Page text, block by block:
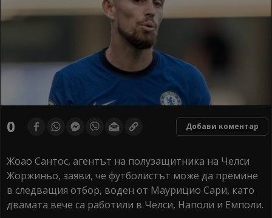
0 Добави коментар
Жоао Сантос, агентът на полузащитника на Челси
Жоржиньо, заяви, че футболистът може да премине
в следващия отбор, воден от Маурицио Сари, като
двамата вече са работили в Челси, Наполи и Емполи.